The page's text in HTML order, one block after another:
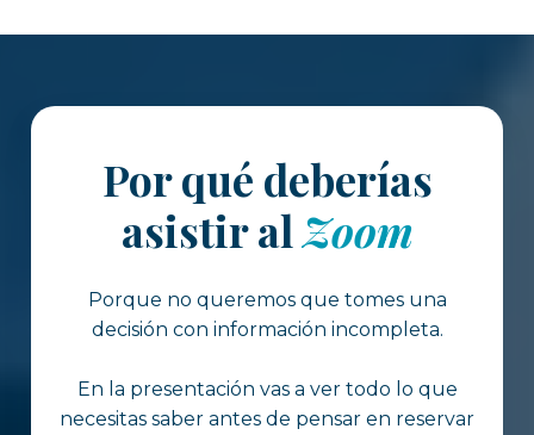
Por qué deberías
asistir alZoom
Porque no queremos que tomes una
decisión con información incompleta.
En la presentación vas a ver todo lo que
necesitas saber antes de pensar en reservar